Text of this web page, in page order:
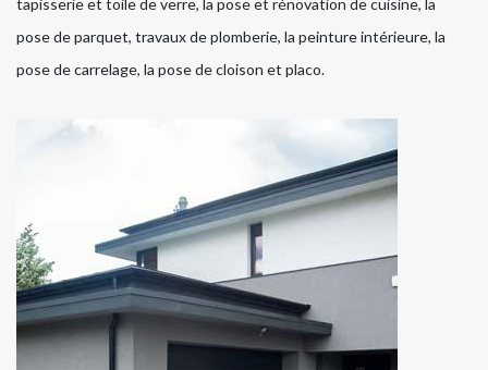
pose de parquet, travaux de plomberie, la peinture intérieure, la
pose de carrelage, la pose de cloison et placo.